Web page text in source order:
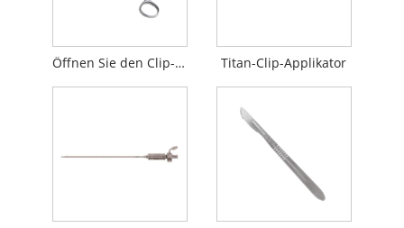
Öffnen Sie den Clip-Applikator Titan-Clip-Applikator